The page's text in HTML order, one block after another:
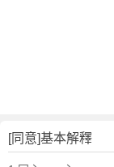
意
的
[同意]基本解釋